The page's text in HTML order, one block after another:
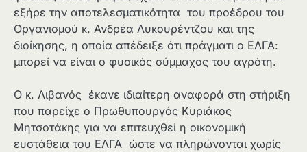
εξήρε την αποτελεσματικότητα του προέδρου του
Οργανισμού κ. Ανδρέα Λυκουρέντζου και της
διοίκησης, η οποία απέδειξε ότι πράγματι ο ΕΛΓΑ:
μπορεί να είναι ο φυσικός σύμμαχος του αγρότη.
Ο κ. Λιβανός έκανε ιδιαίτερη αναφορά στη στήριξη
που παρείχε ο Πρωθυπουργός Κυριάκος
Μητσοτάκης για να επιτευχθεί η οικονομική
ευστάθεια του ΕΛΓΑ ώστε να πληρώνονται χωρίς